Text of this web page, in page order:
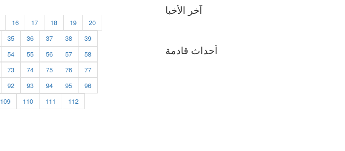
16 17 18 19
20
35 36 37 38
39
54 55 56 57
58
73 74 75 76
77
92 93 94 95
96
109 110 111
112
آخر الأخبا
أحداث قادمة